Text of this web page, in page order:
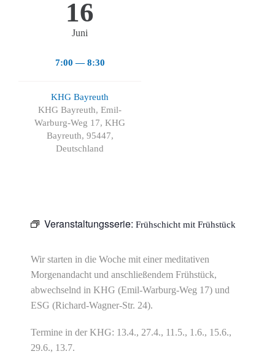
16
Juni
7:00 — 8:30
KHG Bayreuth
KHG Bayreuth, Emil-
Warburg-Weg 17, KHG
Bayreuth, 95447,
Deutschland
Veranstaltungsserie: Frühschicht mit Frühstück
Wir starten in die Woche mit einer meditativen
Morgenandacht und anschließendem Frühstück,
abwechselnd in KHG (Emil-Warburg-Weg 17) und
ESG (Richard-Wagner-Str. 24).
Termine in der KHG: 13.4., 27.4., 11.5., 1.6., 15.6.,
29.6., 13.7.